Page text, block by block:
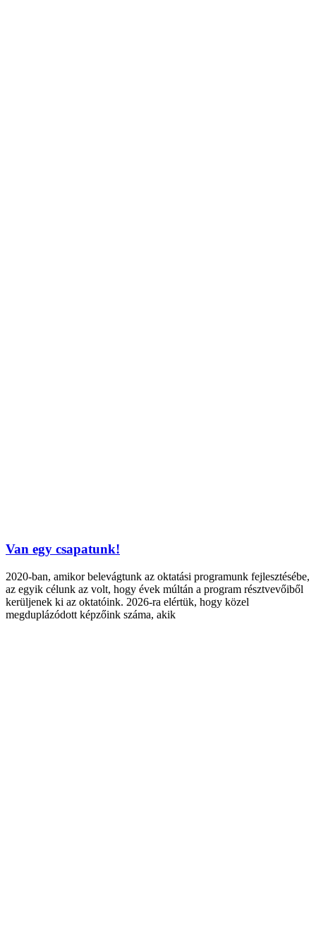
Van egy csapatunk!
2020-ban, amikor belevágtunk az oktatási programunk fejlesztésébe,
az egyik célunk az volt, hogy évek múltán a program résztvevőiből
kerüljenek ki az oktatóink. 2026-ra elértük, hogy közel
megduplázódott képzőink száma, akik